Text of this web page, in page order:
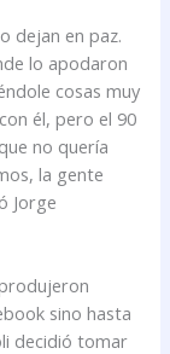
dejan en paz.
lo apodaron
cosas muy
él, pero el 90
no quería
la gente
Jorge
sino hasta
decidió tomar